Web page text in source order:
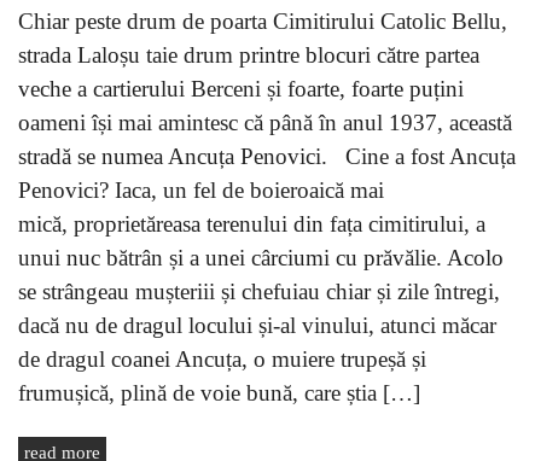
Chiar peste drum de poarta Cimitirului Catolic Bellu,
strada Laloșu taie drum printre blocuri către partea
veche a cartierului Berceni și foarte, foarte puțini
oameni își mai amintesc că până în anul 1937, această
stradă se numea Ancuța Penovici. Cine a fost Ancuța
Penovici? Iaca, un fel de boieroaică mai
mică, proprietăreasa terenului din fața cimitirului, a
unui nuc bătrân și a unei cârciumi cu prăvălie. Acolo
se strângeau mușteriii și chefuiau chiar și zile întregi,
dacă nu de dragul locului și-al vinului, atunci măcar
de dragul coanei Ancuța, o muiere trupeșă și
frumușică, plină de voie bună, care știa […]
read more